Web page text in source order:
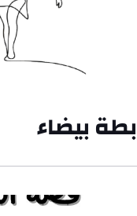
بطة بيضاء